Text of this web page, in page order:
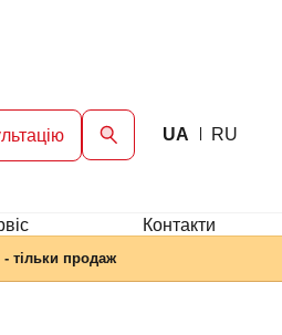
UA RU
Контакти
тільки продаж